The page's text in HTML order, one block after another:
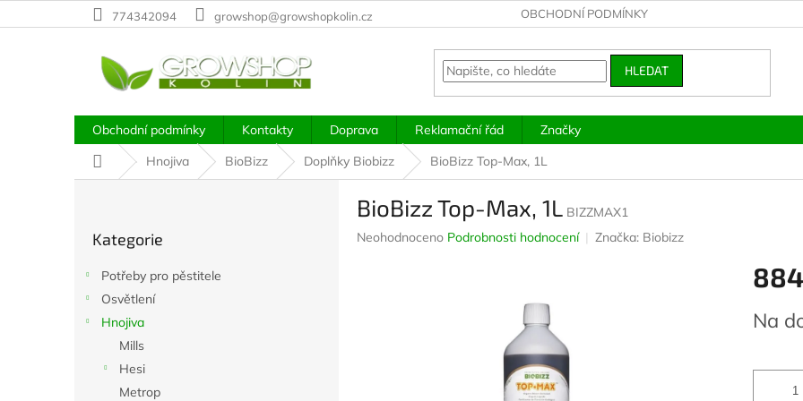
na
774342094 growshop@growshopkolin.cz OBCHODNÍ PODMÍNKY
HLEDAT
Obchodní podmínky Kontakty Doprava Reklamační řád
Značky
Domů
Hnojiva BioBizz Doplňky Biobizz BioBizz Top-Max, 1L
kategorie
Kategorie
Potřeby pro pěstitele
Osvětlení
Hnojiva
Mills
Hesi
Metrop
BioBizz Top-Max, 1L BIZZMAX1
Průměrné
Neohodnoceno Podrobnosti hodnocení Značka: Biobizz
cena:
Na